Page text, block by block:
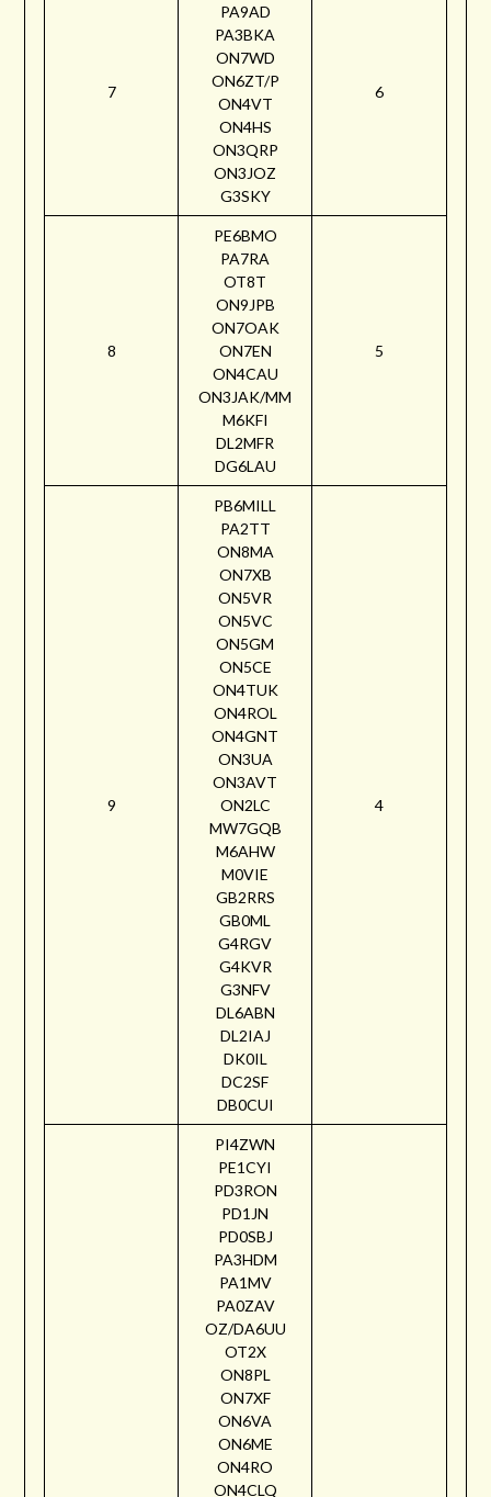
7
PA9AD
PA3BKA
ON7WD
ON6ZT/P
ON4VT
ON4HS
ON3QRP
ON3JOZ
G3SKY
6
8
PE6BMO
PA7RA
OT8T
ON9JPB
ON7OAK
ON7EN
ON4CAU
ON3JAK/MM
M6KFI
DL2MFR
DG6LAU
5
9
PB6MILL
PA2TT
ON8MA
ON7XB
ON5VR
ON5VC
ON5GM
ON5CE
ON4TUK
ON4ROL
ON4GNT
ON3UA
ON3AVT
ON2LC
MW7GQB
M6AHW
M0VIE
GB2RRS
GB0ML
G4RGV
G4KVR
G3NFV
DL6ABN
DL2IAJ
DK0IL
DC2SF
DB0CUI
4
PI4ZWN
PE1CYI
PD3RON
PD1JN
PD0SBJ
PA3HDM
PA1MV
PA0ZAV
OZ/DA6UU
OT2X
ON8PL
ON7XF
ON6VA
ON6ME
ON4RO
ON4CLQ